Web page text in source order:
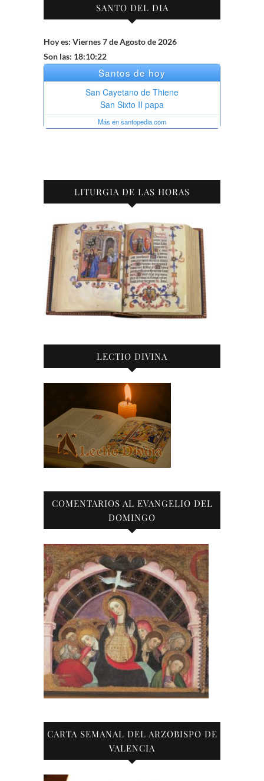
SANTO DEL DIA
Hoy es: Viernes 7 de Agosto de 2026
Son las: 18:10:23
LITURGIA DE LAS HORAS
LECTIO DIVINA
COMENTARIOS AL EVANGELIO DEL
DOMINGO
CARTA SEMANAL DEL ARZOBISPO DE
VALENCIA